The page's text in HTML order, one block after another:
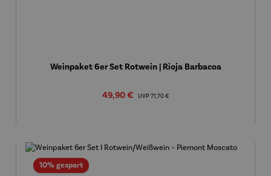
Weinpaket 6er Set Rotwein | Rioja Barbacoa
Verkaufspreis:
49,90 € UVPRegulärer Preis:
71,70 €
10% gespartRabatt